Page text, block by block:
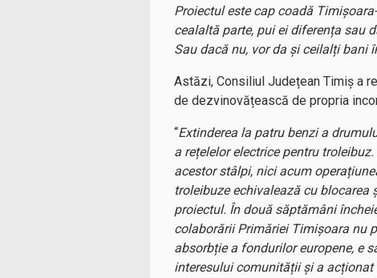
Proiectul este cap coadă
cealaltă parte, pui ei diferența sau
Sau dacă nu, vor da și ceilalți bani
Astăzi, Consiliul Județean Timiș a
de dezvinovățească de propria
“Extinderea la patru benzi a
a rețelelor electrice pentru
acestor stâlpi, nici acum
troleibuze echivalează cu blocarea
proiectul. În două săptămâni
colaborării Primăriei Timișoara nu
absorbție a fondurilor europene, e
interesului comunității și a acționat